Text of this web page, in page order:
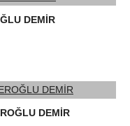
DEMİR
DEMİR